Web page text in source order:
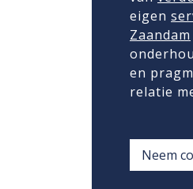
eigen
Zaandam
en
relatie
Neem